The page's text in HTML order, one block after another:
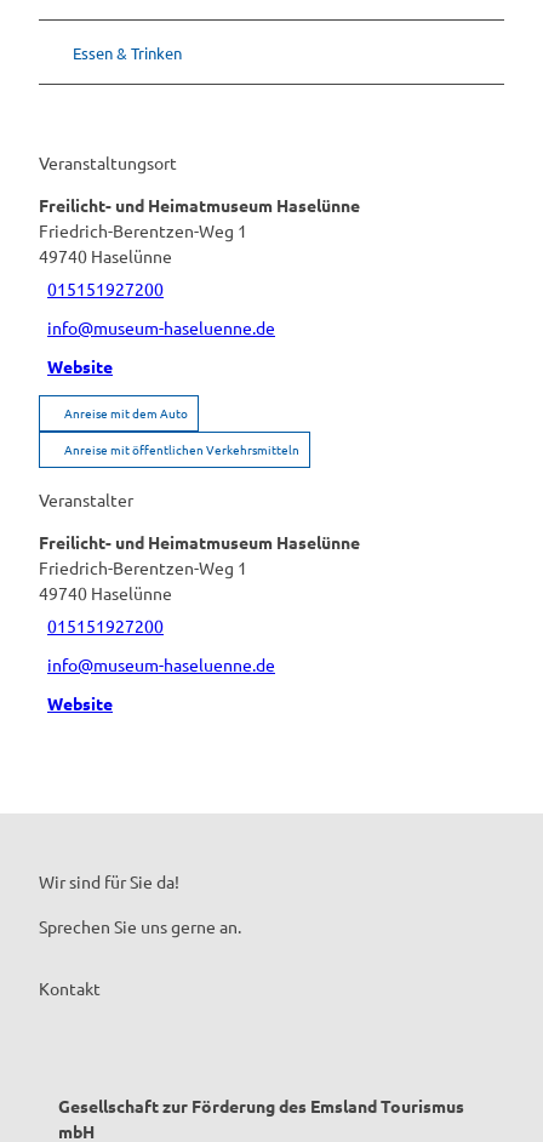
Essen & Trinken
Veranstaltungsort
Freilicht- und Heimatmuseum Haselünne
Friedrich-Berentzen-Weg 1
49740 Haselünne
015151927200
info@museum-haseluenne.de
Website
Anreise mit dem Auto
Anreise mit öffentlichen Verkehrsmitteln
Veranstalter
Freilicht- und Heimatmuseum Haselünne
Friedrich-Berentzen-Weg 1
49740 Haselünne
015151927200
info@museum-haseluenne.de
Website
Wir sind für Sie da!
Sprechen Sie uns gerne an.
Kontakt
Gesellschaft zur Förderung des Emsland Tourismus
mbH